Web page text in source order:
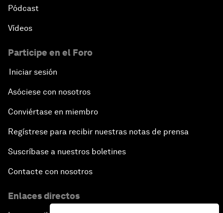
Pódcast
Vídeos
Participe en el Foro
Iniciar sesión
Asóciese con nosotros
Conviértase en miembro
Regístrese para recibir nuestras notas de prensa
Suscríbase a nuestros boletines
Contacte con nosotros
Enlaces directos